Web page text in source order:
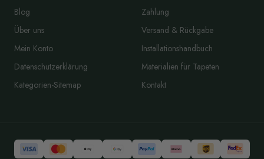
Blog
Über uns
Mein Konto
Datenschutzerklärung
Kategorien-Sitemap
Zahlung
Versand & Rückgabe
Installationshandbuch
Materialien für Tapeten
Kontakt